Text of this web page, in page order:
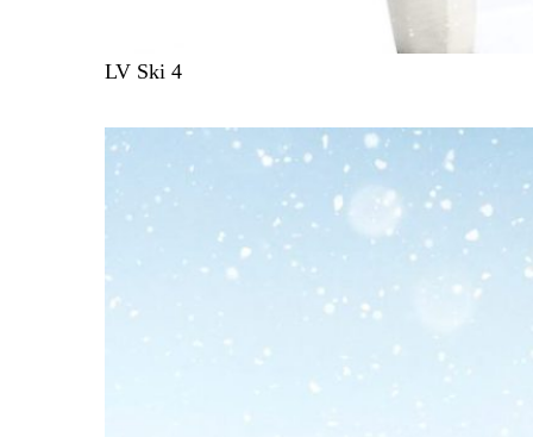
LV Ski 4